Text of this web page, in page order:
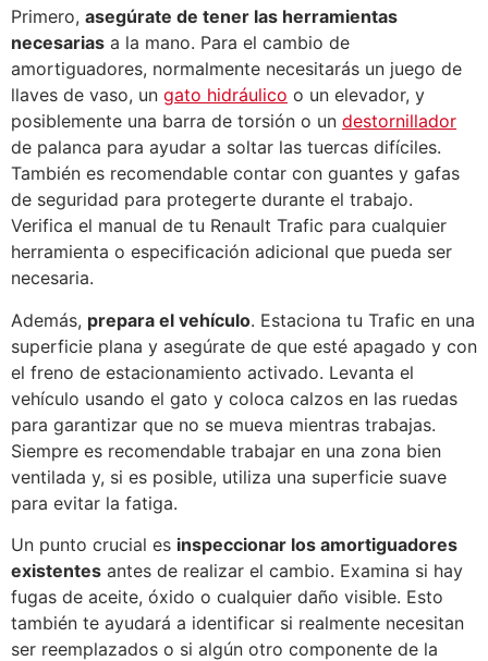
Primero, asegúrate de tener las herramientas
necesarias a la mano. Para el cambio de
amortiguadores, normalmente necesitarás un juego de
llaves de vaso, un gato hidráulico o un elevador, y
posiblemente una barra de torsión o un destornillador
de palanca para ayudar a soltar las tuercas difíciles.
También es recomendable contar con guantes y gafas
de seguridad para protegerte durante el trabajo.
Verifica el manual de tu Renault Trafic para cualquier
herramienta o especificación adicional que pueda ser
necesaria.
Además, prepara el vehículo. Estaciona tu Trafic en una
superficie plana y asegúrate de que esté apagado y con
el freno de estacionamiento activado. Levanta el
vehículo usando el gato y coloca calzos en las ruedas
para garantizar que no se mueva mientras trabajas.
Siempre es recomendable trabajar en una zona bien
ventilada y, si es posible, utiliza una superficie suave
para evitar la fatiga.
Un punto crucial es inspeccionar los amortiguadores
existentes antes de realizar el cambio. Examina si hay
fugas de aceite, óxido o cualquier daño visible. Esto
también te ayudará a identificar si realmente necesitan
ser reemplazados o si algún otro componente de la